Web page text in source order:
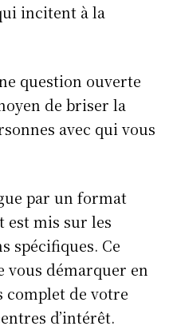
incitent à la
question ouverte
de briser la
avec qui vous
par un format
est mis sur les
spécifiques. Ce
vous démarquer en
complet de votre
d’intérêt.